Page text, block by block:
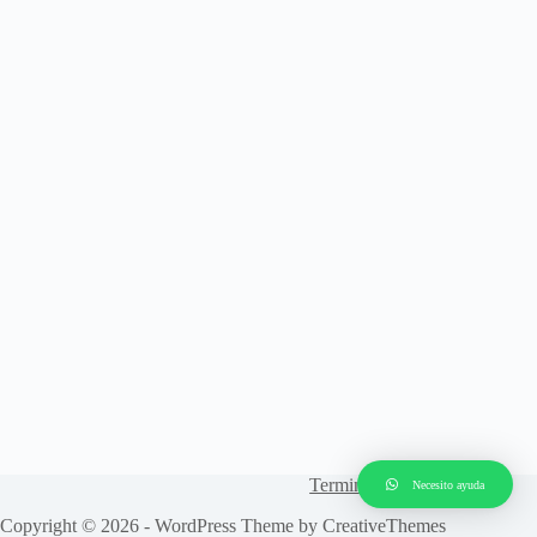
Terminos y Condiciones
Copyright © 2026 - WordPress Theme by CreativeThemes
Necesito ayuda